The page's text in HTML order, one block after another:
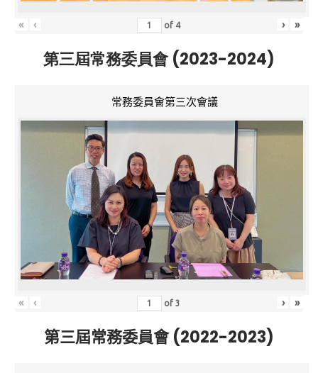
« ‹ of 4 › »
第三屆常務委員會 (2023-2024)
常務委員會第三次會議
« ‹ of3 › »
第三屆常務委員會 (2022-2023)